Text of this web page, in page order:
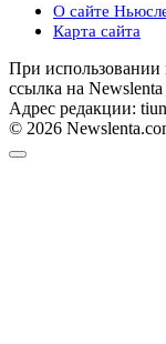
О сайте
Карта сайта
При использовании
ссылка на Newslenta
Адрес редакции:
© 2026